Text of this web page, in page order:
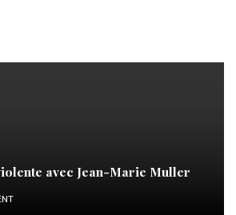
avec Jean-Marie Muller